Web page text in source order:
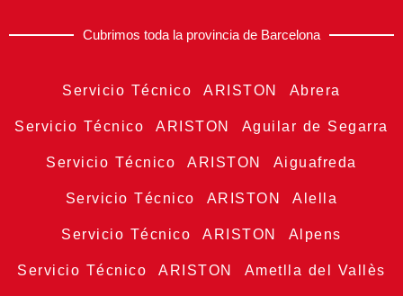
Cubrimos toda la provincia de Barcelona
Servicio Técnico ARISTON Abrera
Servicio Técnico ARISTON Aguilar de Segarra
Servicio Técnico ARISTON Aiguafreda
Servicio Técnico ARISTON Alella
Servicio Técnico ARISTON Alpens
Servicio Técnico ARISTON Ametlla del Vallès